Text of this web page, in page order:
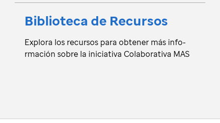
Biblio­teca de Recu­rsos
Explora los recu­rsos para obtener más info­
rma­ción sobre la ini­cia­tiva Cola­bo­rativa MAS